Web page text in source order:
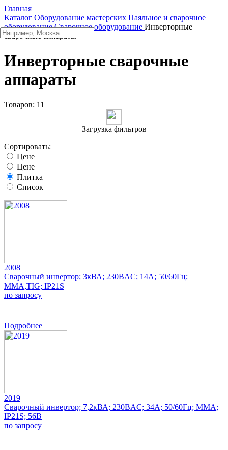
Главная
Каталог Оборудование мастерских Паяльное и сварочное
оборудование Сварочное оборудование Инверторные
сварочные аппараты
Инверторные сварочные
аппараты
Товаров: 11
Загрузка фильтров
Сортировать:
Цене
Цене
Плитка
Список
2008
Сварочный инвертор; 3кВА; 230ВAC; 14А; 50/60Гц;
MMA,TIG; IP21S
по запросу
Подробнее
2019
Сварочный инвертор; 7,2кВА; 230ВAC; 34А; 50/60Гц; MMA;
IP21S; 56В
по запросу